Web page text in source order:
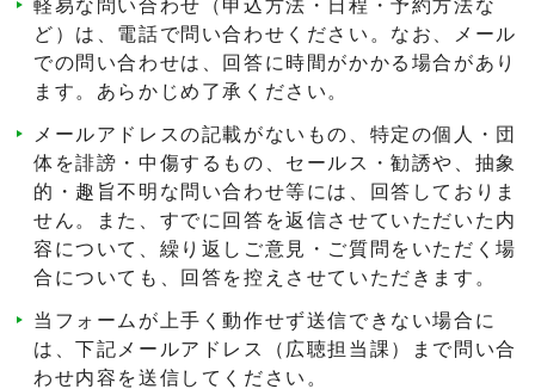
軽易な問い合わせ（申込方法・日程・予約方法な
ど）は、電話で問い合わせください。なお、メール
での問い合わせは、回答に時間がかかる場合があり
ます。あらかじめ了承ください。
メールアドレスの記載がないもの、特定の個人・団
体を誹謗・中傷するもの、セールス・勧誘や、抽象
的・趣旨不明な問い合わせ等には、回答しておりま
せん。また、すでに回答を返信させていただいた内
容について、繰り返しご意見・ご質問をいただく場
合についても、回答を控えさせていただきます。
当フォームが上手く動作せず送信できない場合に
は、下記メールアドレス（広聴担当課）まで問い合
わせ内容を送信してください。